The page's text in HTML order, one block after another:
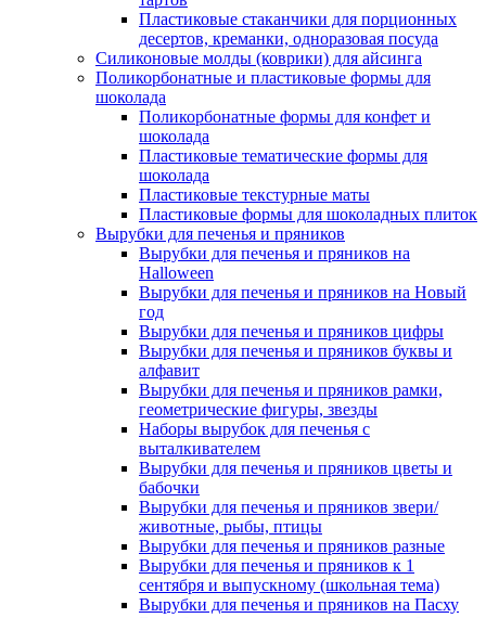
Пластиковые стаканчики для порционных
десертов, креманки, одноразовая посуда
Силиконовые молды (коврики) для айсинга
Поликорбонатные и пластиковые формы для
шоколада
Поликорбонатные формы для конфет и
шоколада
Пластиковые тематические формы для
шоколада
Пластиковые текстурные маты
Пластиковые формы для шоколадных плиток
Вырубки для печенья и пряников
Вырубки для печенья и пряников на
Halloween
Вырубки для печенья и пряников на Новый
год
Вырубки для печенья и пряников цифры
Вырубки для печенья и пряников буквы и
алфавит
Вырубки для печенья и пряников рамки,
геометрические фигуры, звезды
Наборы вырубок для печенья с
выталкивателем
Вырубки для печенья и пряников цветы и
бабочки
Вырубки для печенья и пряников звери/
животные, рыбы, птицы
Вырубки для печенья и пряников разные
Вырубки для печенья и пряников к 1
сентября и выпускному (школьная тема)
Вырубки для печенья и пряников на Пасху